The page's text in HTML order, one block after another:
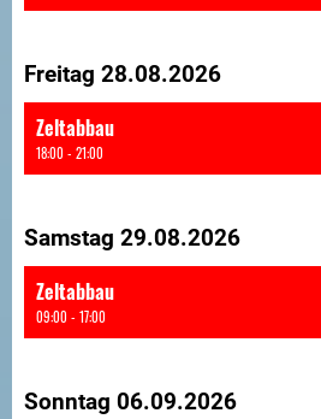
Freitag 28.08.2026
Zeltabbau
18:00 - 21:00
Samstag 29.08.2026
Zeltabbau
09:00 - 17:00
Sonntag 06.09.2026